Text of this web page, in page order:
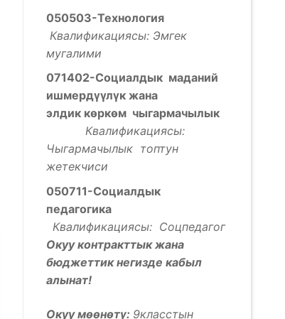
050503-Технология
Квалификациясы: Эмгек
мугалими
071402-Социалдык маданий
ишмердүүлүк жана
элдик кѳркѳм чыгармачылык
Квалификациясы:
Чыгармачылык топтун
жетекчиси
050711-Социалдык
педагогика
Квалификациясы: Соцпедагог
Окуу контракттык жана
бюджеттик негизде кабыл
алынат!
Окуу мөөнөтү: 9класстын